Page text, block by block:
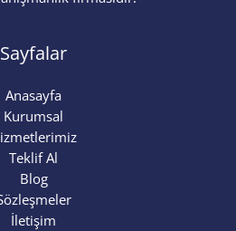
Sayfalar
Anasayfa
Kurumsal
Teklif Al
Blog
İletişim